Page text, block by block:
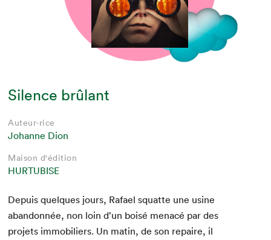
Silence brûlant
Auteur·rice
Johanne Dion
Maison d'édition
HURTUBISE
Depuis quelques jours, Rafael squat­te une usine
aban­don­née, non loin d’un boisé men­acé par des
pro­jets immo­biliers. Un matin, de son repaire, il